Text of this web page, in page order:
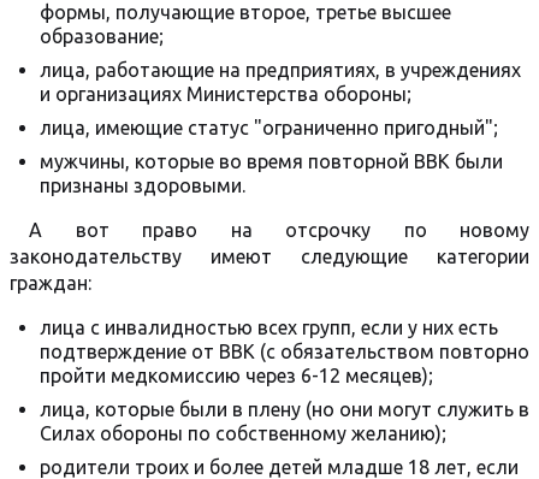
формы, получающие второе, третье высшее
образование;
лица, работающие на предприятиях, в учреждениях
и организациях Министерства обороны;
лица, имеющие статус "ограниченно пригодный";
мужчины, которые во время повторной ВВК были
признаны здоровыми.
А вот право на отсрочку по новому
законодательству имеют следующие категории
граждан:
лица с инвалидностью всех групп, если у них есть
подтверждение от ВВК (с обязательством повторно
пройти медкомиссию через 6-12 месяцев);
лица, которые были в плену (но они могут служить в
Силах обороны по собственному желанию);
родители троих и более детей младше 18 лет, если